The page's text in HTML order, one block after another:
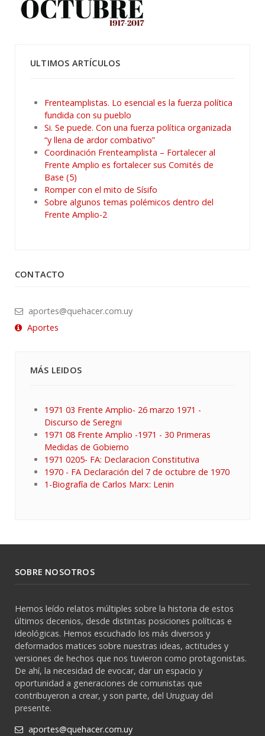
ULTIMOS ARTÍCULOS
Frenteamplistas. Lo esencial es la fuerza política
fundida con su pueblo
Si. Se puede. Con una fuerza política organizada
“y llena de ardor combativo”
Coordinación Frenteamplista – Fortalecer al
Frente Amplio es fortalecer sus Comités de
Base (5)
Romper con el mito de Sísifo
Sobre algunos temas polémicos dentro del
Frente Amplio-2
CONTACTO
aportes@quehacer.com.uy
Aportes
MÁS LEIDOS
1971 03 Frente Amplio- 26 marzo 1971 -
Discurso de Seregni
1971 08 Frente Amplio -1971 - 30 Primeras
Medidas de Gobierno
1971 0205- FA: Declaracion Constitutiva
1970 - FA Declaración del 7 de octubre de 1970
1-Biografía de Carlos Marx: Lenin
SOBRE NOSOTROS
Hemos leído relatos múltiples sobre la historia de estos
últimos decenios, desde distintas posiciones políticas e
ideológicas. Hemos escuchado los más diversos y
deformados matices sobre nuestras ideas, actitudes y
versiones de hechos que nos tuvieron como protagonistas.
De ahí, la necesidad de evocar, dar un espacio y
oportunidad a generaciones de comunistas que
contribuyeron a crear, y son parte, del Uruguay del
presente.
aportes@quehacer.com.uy